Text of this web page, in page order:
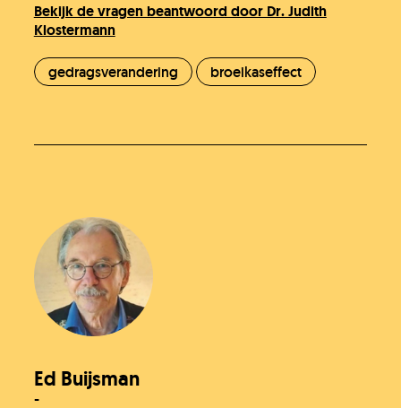
Bekijk de vragen beantwoord door Dr. Judith
Klostermann
gedragsverandering broeikaseffect
Ed Buijsman
-